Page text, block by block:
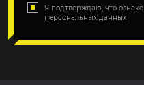
Я подтверждаю, что
персональных данных